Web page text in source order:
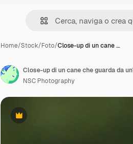
Home/Stock/Foto/Close-up di un cane …
Premium
Close-up di un cane che guarda da
NSC Photography